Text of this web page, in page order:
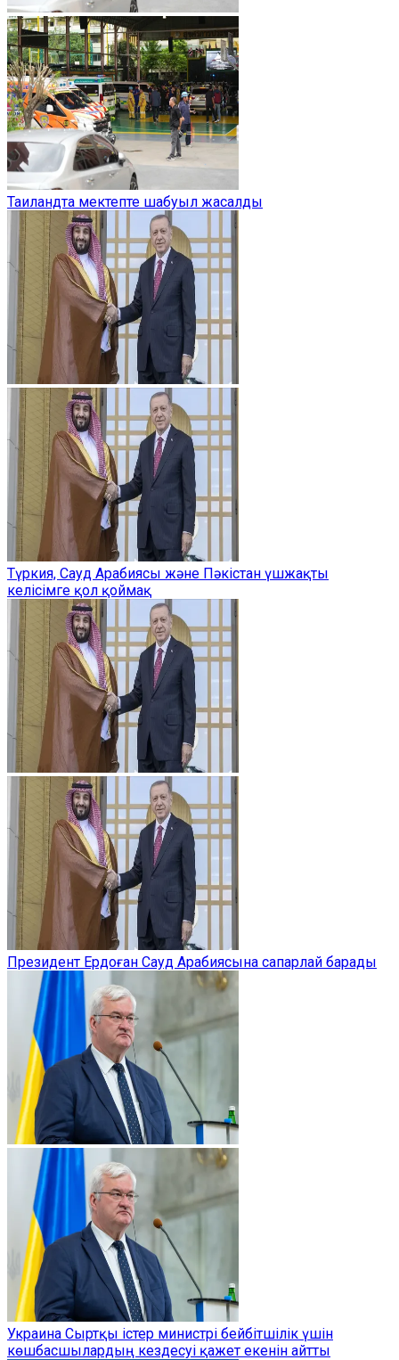
Таиландта мектепте шабуыл жасалды
Түркия, Сауд Арабиясы және Пәкістан үшжақты
келісімге қол қоймақ
Президент Ердоған Сауд Арабиясына сапарлай барады
Украина Сыртқы істер министрі бейбітшілік үшін
көшбасшылардың кездесуі қажет екенін айтты